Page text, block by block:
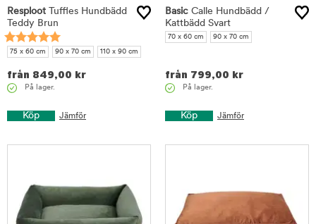
Resploot Tuffles Hundbädd
Teddy Brun
75 x 60 cm 90 x 70 cm 110 x 90 cm
från 849,00 kr
På lager.
Köp Jämför
Basic Calle Hundbädd /
Kattbädd Svart
70 x 60 cm 90 x 70 cm
från 799,00 kr
På lager.
Köp Jämför